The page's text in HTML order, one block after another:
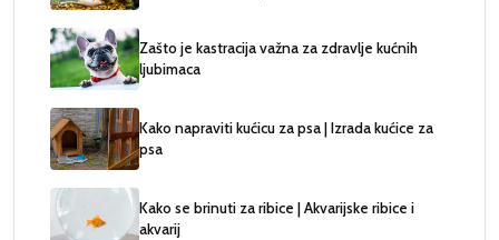
Zašto je kastracija važna za zdravlje kućnih
ljubimaca
Kako napraviti kućicu za psa | Izrada kućice za
psa
Kako se brinuti za ribice | Akvarijske ribice i
akvarij